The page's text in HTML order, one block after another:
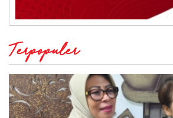
Terpopuler